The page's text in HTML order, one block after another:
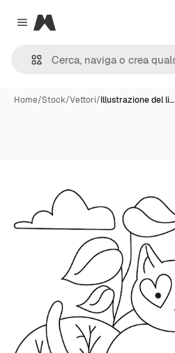
Close menu
Magnific
Home/Stock/Vettori/Illustrazione del li…